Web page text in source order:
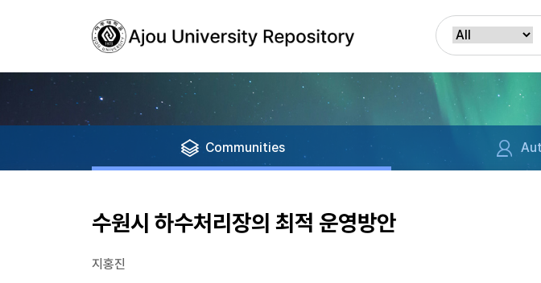
Communities
수원시 하수처리장의 최적 운영방안
지홍진